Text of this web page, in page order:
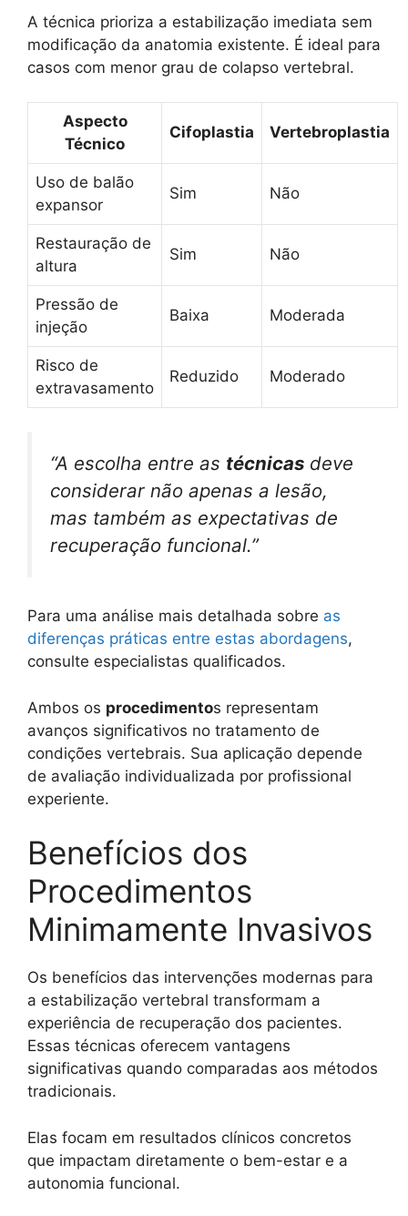
A técnica prioriza a estabilização imediata sem
modificação da anatomia existente. É ideal para
casos com menor grau de colapso vertebral.
Aspecto
Técnico
Cifoplastia Vertebroplastia
Uso de balão
expansor
Sim Não
Restauração de
altura
Sim Não
Pressão de
injeção
Baixa Moderada
Risco de
extravasamento
Reduzido Moderado
“A escolha entre as técnicas deve
considerar não apenas a lesão,
mas também as expectativas de
recuperação funcional.”
Para uma análise mais detalhada sobre as
diferenças práticas entre estas abordagens,
consulte especialistas qualificados.
Ambos os procedimentos representam
avanços significativos no tratamento de
condições vertebrais. Sua aplicação depende
de avaliação individualizada por profissional
experiente.
Benefícios dos
Procedimentos
Minimamente Invasivos
Os benefícios das intervenções modernas para
a estabilização vertebral transformam a
experiência de recuperação dos pacientes.
Essas técnicas oferecem vantagens
significativas quando comparadas aos métodos
tradicionais.
Elas focam em resultados clínicos concretos
que impactam diretamente o bem-estar e a
autonomia funcional.